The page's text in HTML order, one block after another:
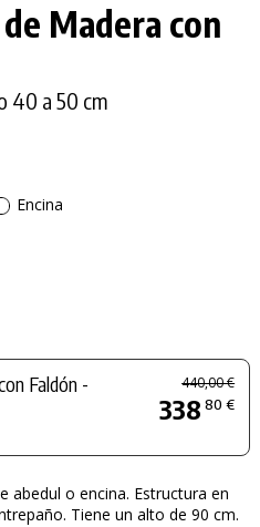
Madera con
40 a 50 cm
Encina
Faldón -
440,00 €
338 80 €
abedul o encina. Estructura en
Tiene un alto de 90 cm.